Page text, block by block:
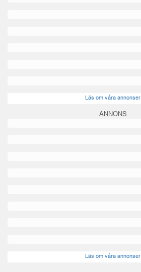
Läs om våra annonser
ANNONS
Läs om våra annonser